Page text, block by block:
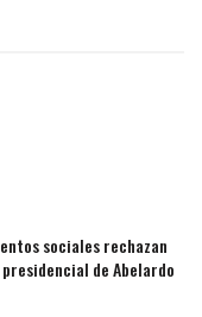
sociales rechazan
de Abelardo